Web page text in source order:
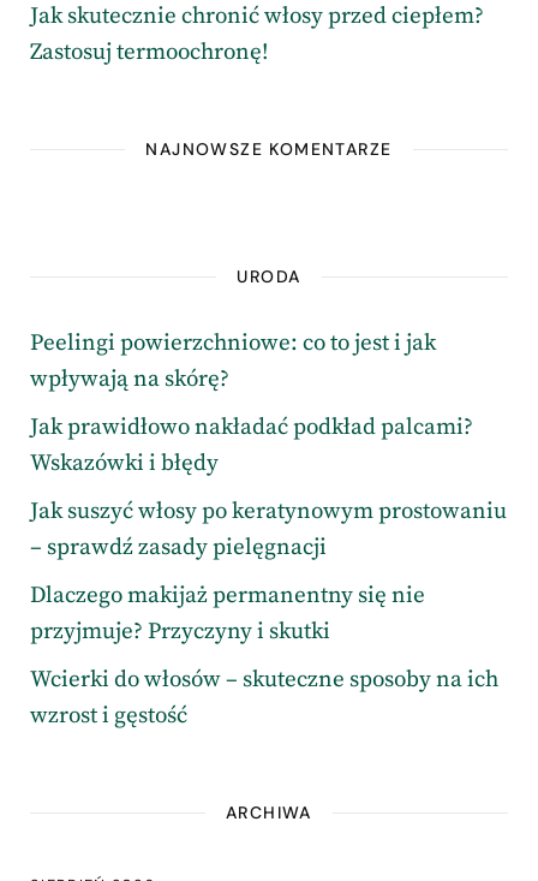
Jak skutecznie chronić włosy przed ciepłem?
Zastosuj termoochronę!
NAJNOWSZE KOMENTARZE
URODA
Peelingi powierzchniowe: co to jest i jak
wpływają na skórę?
Jak prawidłowo nakładać podkład palcami?
Wskazówki i błędy
Jak suszyć włosy po keratynowym prostowaniu
– sprawdź zasady pielęgnacji
Dlaczego makijaż permanentny się nie
przyjmuje? Przyczyny i skutki
Wcierki do włosów – skuteczne sposoby na ich
wzrost i gęstość
ARCHIWA